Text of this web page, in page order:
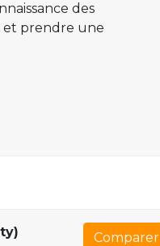
des
et prendre une
Comparer